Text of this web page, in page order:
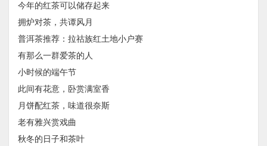
今年的红茶可以储存起来
拥炉对茶，共谭风月
普洱茶推荐：拉祜族红土地小户赛
有那么一群爱茶的人
小时候的端午节
此间有花意，卧赏满室香
月饼配红茶，味道很奈斯
老有雅兴赏戏曲
秋冬的日子和茶叶